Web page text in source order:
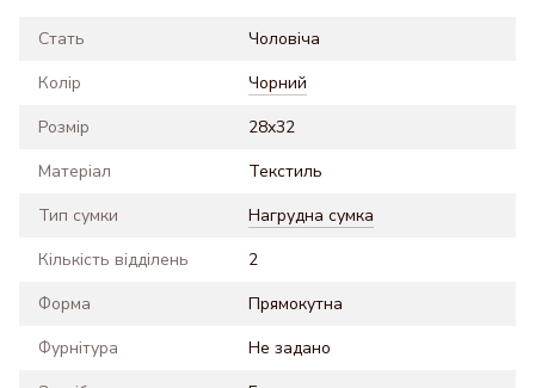
Стать
Чоловіча
Колір
Чорний
Розмір
28x32
Матеріал
Текстиль
Тип сумки
Нагрудна сумка
Кількість відділень
2
Форма
Прямокутна
Фурнітура
Не задано